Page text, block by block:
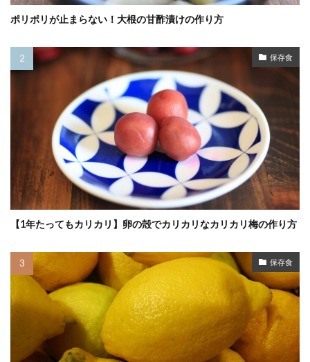
ポリポリが止まらない！大根の甘酢漬けの作り方
保存食
【1年たってもカリカリ】卵の殻でカリカリなカリカリ梅の作り方
保存食